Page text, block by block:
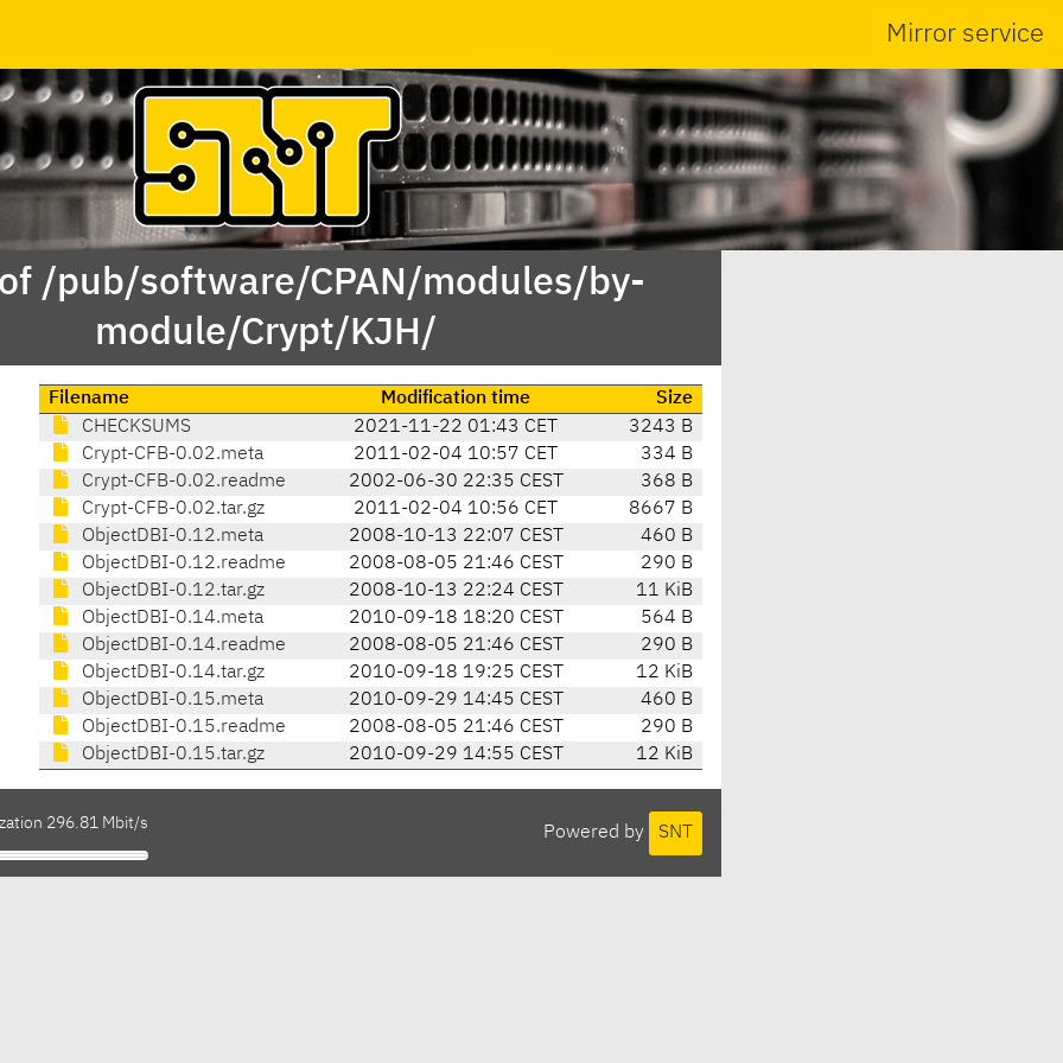
Mirror service
/pub/software/CPAN/modules/by-
module/Crypt/KJH/
Filename Modification time
Size
CHECKSUMS
2021-11-22 01:43 CET
3243 B
Crypt-CFB-0.02.meta
2011-02-04 10:57 CET
334 B
Crypt-CFB-0.02.readme
2002-06-30 22:35 CEST
368 B
Crypt-CFB-0.02.tar.gz
2011-02-04 10:56 CET
8667 B
ObjectDBI-0.12.meta
2008-10-13 22:07 CEST
460 B
ObjectDBI-0.12.readme
2008-08-05 21:46 CEST
290 B
ObjectDBI-0.12.tar.gz
2008-10-13 22:24 CEST
11 KiB
ObjectDBI-0.14.meta
2010-09-18 18:20 CEST
564 B
ObjectDBI-0.14.readme
2008-08-05 21:46 CEST
290 B
ObjectDBI-0.14.tar.gz
2010-09-18 19:25 CEST
12 KiB
ObjectDBI-0.15.meta
2010-09-29 14:45 CEST
460 B
ObjectDBI-0.15.readme
2008-08-05 21:46 CEST
290 B
ObjectDBI-0.15.tar.gz
2010-09-29 14:55 CEST 12 KiB
Powered by SNT
296.81 Mbit/s